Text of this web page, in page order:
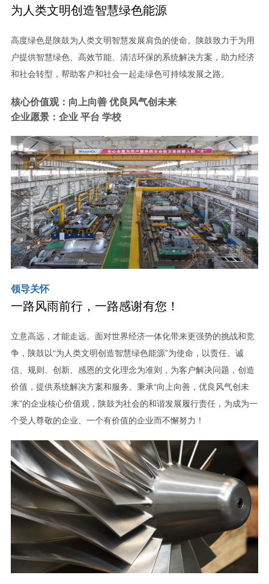
为人类文明创造智慧绿色能源
高度绿色是陕鼓为人类文明智慧发展肩负的使命。陕鼓致力于为用
户提供智慧绿色、高效节能、清洁环保的系统解决方案，助力经济
和社会转型，帮助客户和社会一起走绿色可持续发展之路。
核心价值观：向上向善 优良风气创未来
企业愿景：企业 平台 学校
领导关怀
一路风雨前行，一路感谢有您！
立意高远，才能走远。面对世界经济一体化带来更强势的挑战和竞
争，陕鼓以“为人类文明创造智慧绿色能源”为使命，以责任、诚
信、规则、创新、感恩的文化理念为准则，为客户解决问题，创造
价值，提供系统解决方案和服务。秉承“向上向善，优良风气创未
来”的企业核心价值观，陕鼓为社会的和谐发展履行责任，为成为一
个受人尊敬的企业、一个有价值的企业而不懈努力！